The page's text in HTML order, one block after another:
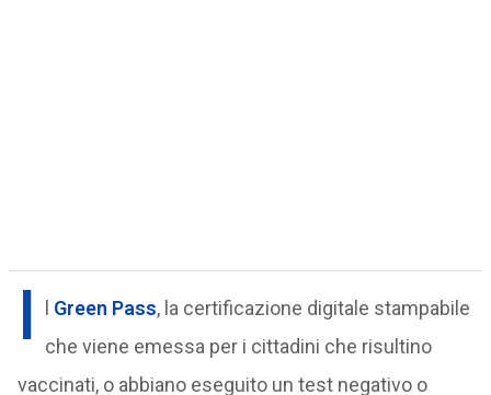
I Green Pass, la certificazione digitale stampabile
che viene emessa per i cittadini che risultino
vaccinati, o abbiano eseguito un test negativo o